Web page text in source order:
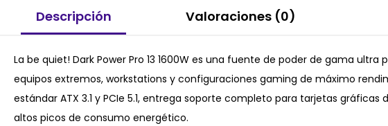
Descripción Valoraciones (0)
La be quiet! Dark Power Pro 13 1600W es una fuente de poder de gama ultra
equipos extremos, workstations y configuraciones gaming de máximo
estándar ATX 3.1 y PCIe 5.1, entrega soporte completo para tarjetas gráficas
altos picos de consumo energético.